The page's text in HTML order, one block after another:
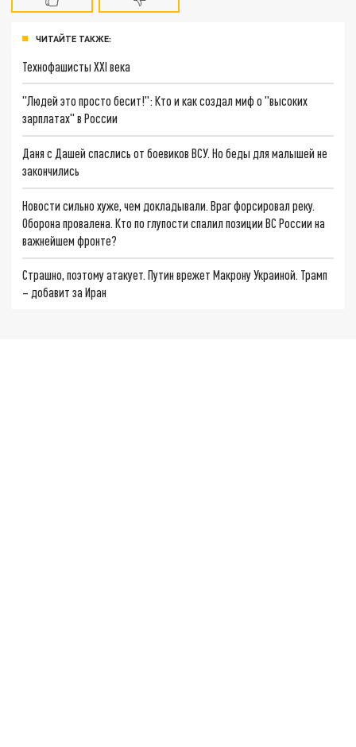
ЧИТАЙТЕ ТАКЖЕ:
Технофашисты XXI века
"Людей это просто бесит!": Кто и как создал миф о "высоких
зарплатах" в России
Даня с Дашей спаслись от боевиков ВСУ. Но беды для малышей не
закончились
Новости сильно хуже, чем докладывали. Враг форсировал реку.
Оборона провалена. Кто по глупости спалил позиции ВС России на
важнейшем фронте?
Страшно, поэтому атакует. Путин врежет Макрону Украиной. Трамп
– добавит за Иран